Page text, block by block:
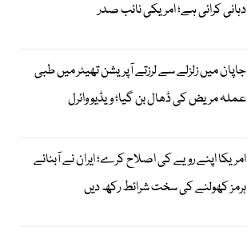
دہانی کرائی ہے؛ امریکی نائب صدر
جاپان میں زلزلے سے لرزتے آپریشن تھیٹر میں طبی
عملہ مریض کی ڈھال بن گیا؛ ویڈیو وائرل
امریکا اپنے رویے کی اصلاح کرے؛ ایران نے آبنائے
ہرمز کھولنے کی سخت شرائط رکھ دیں